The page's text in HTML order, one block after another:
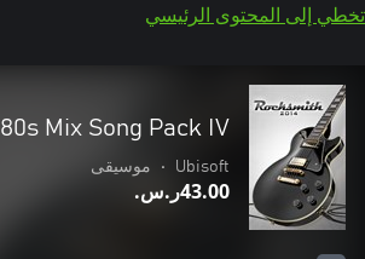
تخطي إلى المحتوى الرئيسي
80s Mix Song Pack IV
Ubisoft
• موسيقى
‪ر.س.‏‎43.00‬